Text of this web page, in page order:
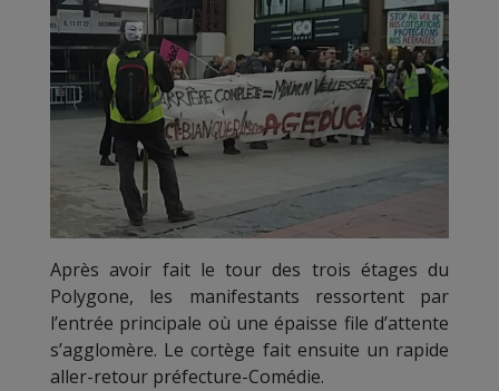
Après avoir fait le tour des trois étages du
Polygone, les manifestants ressortent par
l’entrée principale où une épaisse file d’attente
s’agglomère. Le cortège fait ensuite un rapide
aller-retour préfecture-Comédie.